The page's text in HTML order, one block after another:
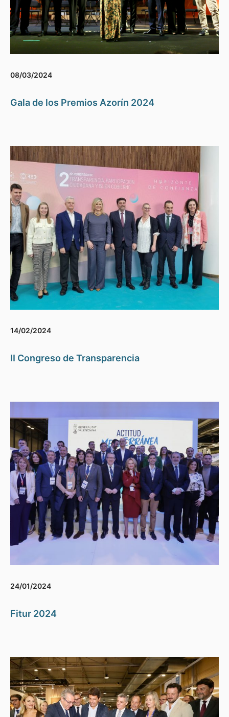
08/03/2024
Gala de los Premios Azorín 2024
14/02/2024
II Congreso de Transparencia
24/01/2024
Fitur 2024